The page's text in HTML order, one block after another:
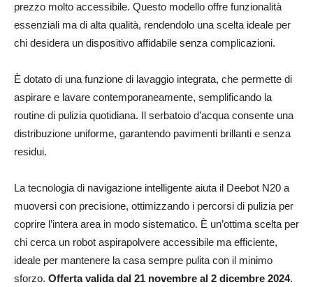
prezzo molto accessibile. Questo modello offre funzionalità
essenziali ma di alta qualità, rendendolo una scelta ideale per
chi desidera un dispositivo affidabile senza complicazioni.
È dotato di una funzione di lavaggio integrata, che permette di
aspirare e lavare contemporaneamente, semplificando la
routine di pulizia quotidiana. Il serbatoio d’acqua consente una
distribuzione uniforme, garantendo pavimenti brillanti e senza
residui.
La tecnologia di navigazione intelligente aiuta il Deebot N20 a
muoversi con precisione, ottimizzando i percorsi di pulizia per
coprire l’intera area in modo sistematico. È un’ottima scelta per
chi cerca un robot aspirapolvere accessibile ma efficiente,
ideale per mantenere la casa sempre pulita con il minimo
sforzo. Offerta valida dal 21 novembre al 2 dicembre 2024.